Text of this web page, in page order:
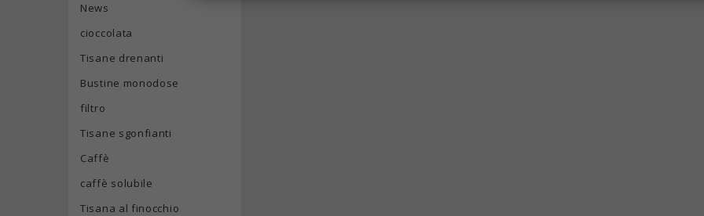
News
cioccolata
Tisane drenanti
Bustine monodose
filtro
Tisane sgonfianti
Caffè
caffè solubile
Tisana al finocchio